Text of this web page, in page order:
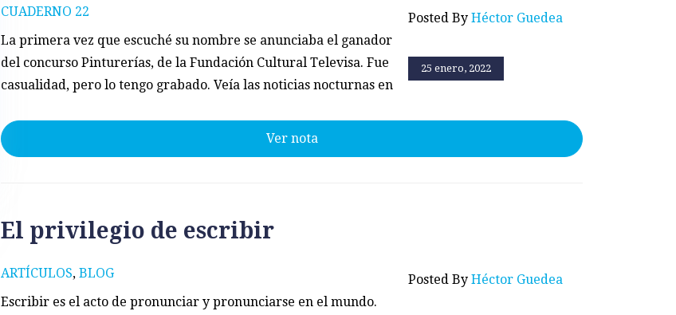
CUADERNO 22
25 enero, 2022
Posted By Héctor Guedea
La primera vez que escuché su nombre se anunciaba el ganador
del concurso Pinturerías, de la Fundación Cultural Televisa. Fue
casualidad, pero lo tengo grabado. Veía las noticias nocturnas en
Ver nota
ARTÍCULOS, BLOG
El privilegio de escribir
Posted By Héctor Guedea
Escribir es el acto de pronunciar y pronunciarse en el mundo.